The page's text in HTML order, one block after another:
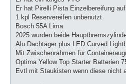
Er hat Pirelli Pista Einzelbereifung
1 kpl Reservereifen unbenutzt
Bosch 55A Lima
2025 wurden beide
Alu Dachtäger plus LED Curved
Mit Zwischenrahmen für
Optima Yellow Top Starter Batterien
Evtl mit Staukisten wenn diese nicht